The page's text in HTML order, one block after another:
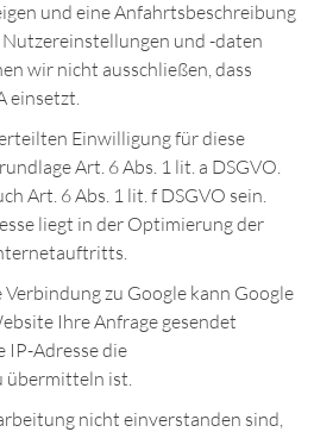
und eine Anfahrtsbeschreibung
und -daten
wir nicht ausschließen, dass
einsetzt.
Einwilligung für diese
Art. 6 Abs. 1 lit. a DSGVO.
Art. 6 Abs. 1 lit. f DSGVO sein.
liegt in der Optimierung der
zu Google kann Google
Ihre Anfrage gesendet
IP-Adresse die
übermitteln ist.
nicht einverstanden sind,